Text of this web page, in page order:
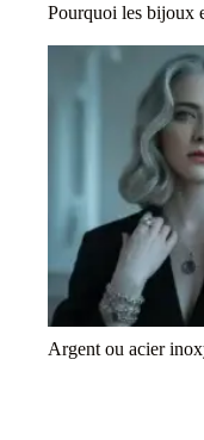
Pourquoi les bijoux
Argent ou acier